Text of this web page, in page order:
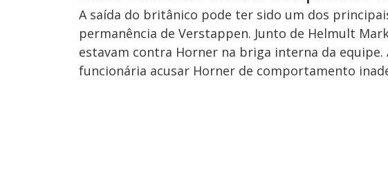
A saída do britânico pode ter sido um dos
permanência de Verstappen. Junto de Helmult
estavam contra Horner na briga interna da equipe.
funcionária acusar Horner de comportamento